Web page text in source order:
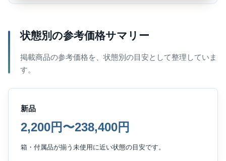
状態別の参考価格サマリー
掲載商品の参考価格を、状態別の目安として整理していま
す。
新品
2,200円〜238,400円
箱・付属品が揃う未使用に近い状態の目安です。